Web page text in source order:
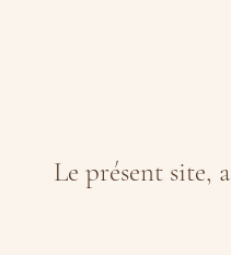
Le présent site,